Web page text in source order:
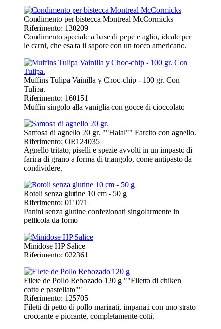
Condimento per bistecca Montreal McCormicks
Riferimento: 130209
Condimento speciale a base di pepe e aglio, ideale per
le carni, che esalta il sapore con un tocco americano.
Muffins Tulipa Vainilla y Choc-chip - 100 gr. Con
Tulipa.
Riferimento: 160151
Muffin singolo alla vaniglia con gocce di cioccolato
Samosa di agnello 20 gr. ""Halal"" Farcito con agnello.
Riferimento: OR124035
Agnello tritato, piselli e spezie avvolti in un impasto di
farina di grano a forma di triangolo, come antipasto da
condividere.
Rotoli senza glutine 10 cm - 50 g
Riferimento: 011071
Panini senza glutine confezionati singolarmente in
pellicola da forno
Minidose HP Salice
Riferimento: 022361
Filete de Pollo Rebozado 120 g ""Filetto di chiken
cotto e pastellato""
Riferimento: 125705
Filetti di petto di pollo marinati, impanati con uno strato
croccante e piccante, completamente cotti.